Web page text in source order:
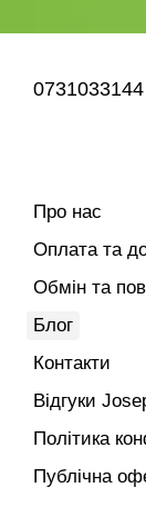
0731033144
Про нас
Оплата та
Обмін та
Блог
Контакти
Відгуки
Політика
Публічна